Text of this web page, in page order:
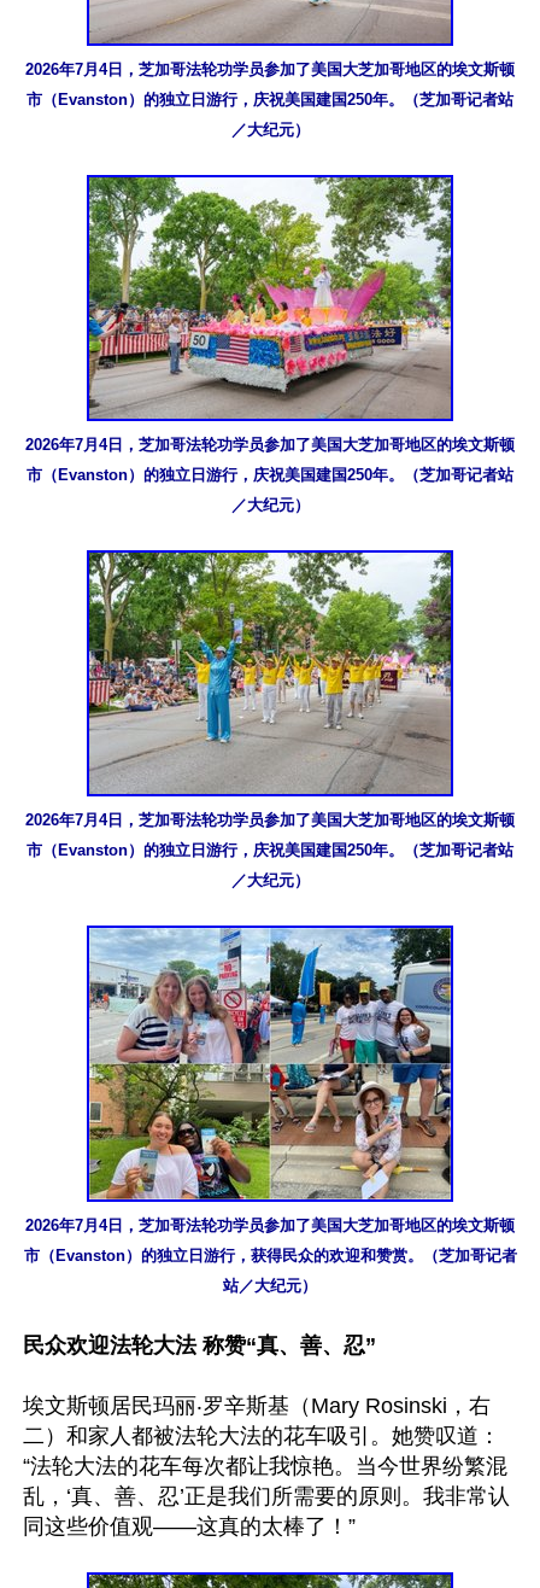
2026年7月4日，芝加哥法轮功学员参加了美国大芝加哥地区的埃文斯顿
市（Evanston）的独立日游行，庆祝美国建国250年。（芝加哥记者站
／大纪元）
2026年7月4日，芝加哥法轮功学员参加了美国大芝加哥地区的埃文斯顿
市（Evanston）的独立日游行，庆祝美国建国250年。（芝加哥记者站
／大纪元）
2026年7月4日，芝加哥法轮功学员参加了美国大芝加哥地区的埃文斯顿
市（Evanston）的独立日游行，庆祝美国建国250年。（芝加哥记者站
／大纪元）
2026年7月4日，芝加哥法轮功学员参加了美国大芝加哥地区的埃文斯顿
市（Evanston）的独立日游行，获得民众的欢迎和赞赏。（芝加哥记者
站／大纪元）
民众欢迎法轮大法 称赞“真、善、忍”
埃文斯顿居民玛丽‧罗辛斯基（Mary Rosinski，右
二）和家人都被法轮大法的花车吸引。她赞叹道：
“法轮大法的花车每次都让我惊艳。当今世界纷繁混
乱，‘真、善、忍’正是我们所需要的原则。我非常认
同这些价值观——这真的太棒了！”